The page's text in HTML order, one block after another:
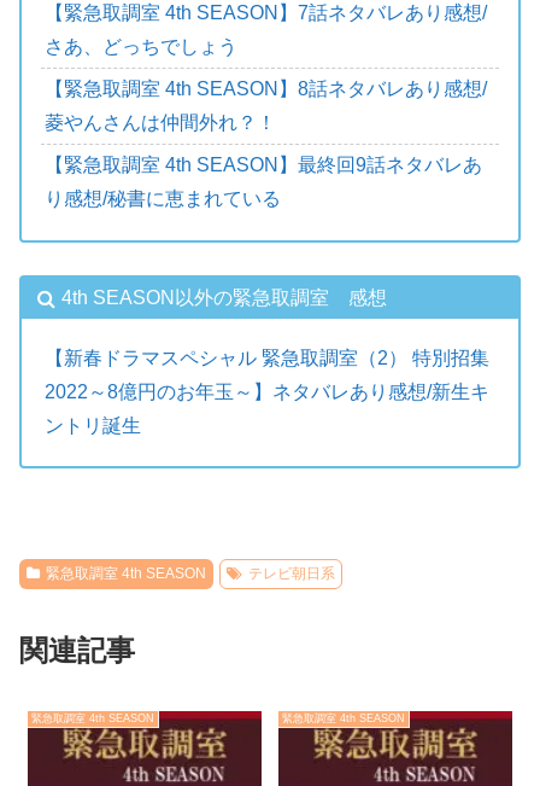
【緊急取調室 4th SEASON】7話ネタバレあり感想/
さあ、どっちでしょう
【緊急取調室 4th SEASON】8話ネタバレあり感想/
菱やんさんは仲間外れ？！
【緊急取調室 4th SEASON】最終回9話ネタバレあ
り感想/秘書に恵まれている
4th SEASON以外の緊急取調室 感想
【新春ドラマスペシャル 緊急取調室（2） 特別招集
2022～8億円のお年玉～】ネタバレあり感想/新生キ
ントリ誕生
緊急取調室 4th SEASON テレビ朝日系
関連記事
緊急取調室 4th SEASON 緊急取調室 4th SEASON